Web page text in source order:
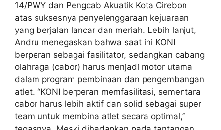
14/PWY dan Pengcab Akuatik Kota Cirebon
atas suksesnya penyelenggaraan kejuaraan
yang berjalan lancar dan meriah. Lebih lanjut,
Andru menegaskan bahwa saat ini KONI
berperan sebagai fasilitator, sedangkan cabang
olahraga (cabor) harus menjadi motor utama
dalam program pembinaan dan pengembangan
atlet. “KONI berperan memfasilitasi, sementara
cabor harus lebih aktif dan solid sebagai super
team untuk membina atlet secara optimal,”